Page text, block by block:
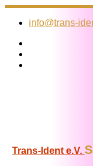
Zum
Inhalt
info@trans-
Trans-Ident e.V.